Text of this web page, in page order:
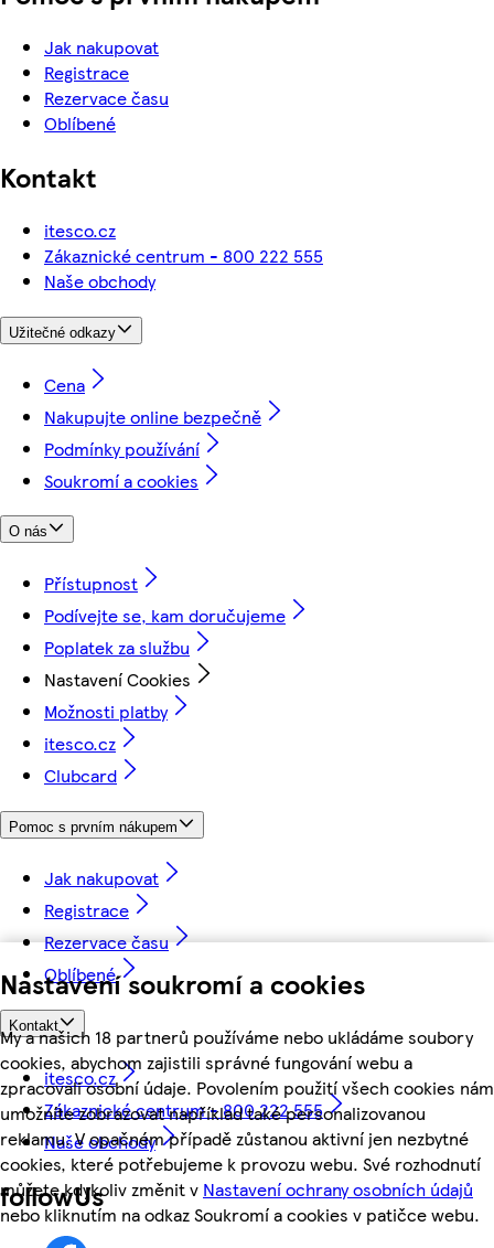
Nastavení soukromí a cookies
My a našich 18 partnerů používáme nebo ukládáme soubory
cookies, abychom zajistili správné fungování webu a
zpracovali osobní údaje. Povolením použití všech cookies nám
umožníte zobrazovat například také personalizovanou
reklamu. V opačném případě zůstanou aktivní jen nezbytné
cookies, které potřebujeme k provozu webu. Své rozhodnutí
můžete kdykoliv změnit v Nastavení ochrany osobních údajů
nebo kliknutím na odkaz Soukromí a cookies v patičce webu.
Jak nakupovat
Registrace
Rezervace času
Oblíbené
Kontakt
itesco.cz
Zákaznické centrum - 800 222 555
Naše obchody
Užitečné odkazy
Cena
Nakupujte online bezpečně
Podmínky používání
Soukromí a cookies
O nás
Přístupnost
Podívejte se, kam doručujeme
Poplatek za službu
Nastavení Cookies
Možnosti platby
itesco.cz
Clubcard
Pomoc s prvním nákupem
Jak nakupovat
Registrace
Rezervace času
Oblíbené
Kontakt
itesco.cz
Zákaznické centrum - 800 222 555
Naše obchody
followUs